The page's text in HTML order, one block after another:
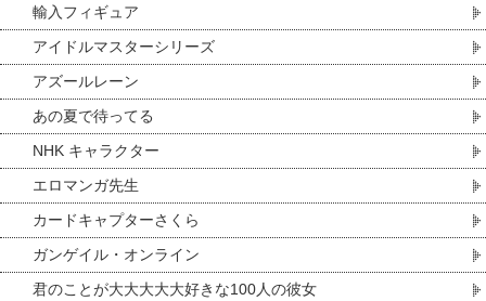
輸入フィギュア
アイドルマスターシリーズ
アズールレーン
あの夏で待ってる
NHK キャラクター
エロマンガ先生
カードキャプターさくら
ガンゲイル・オンライン
君のことが大大大大大好きな100人の彼女